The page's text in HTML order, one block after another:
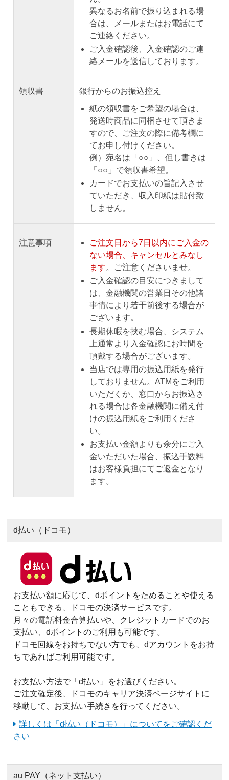
異なるお名前で振り込まれる場
合は、メールまたはお電話にて
ご連絡ください。
ご入金確認後、入金確認のご連
絡メールを送信しております。
領収書
銀行からのお振込控え
紙の領収書をご希望の場合は、
発送時商品に同梱させて頂きま
すので、ご注文の際に備考欄に
てお申し付けください。
例）宛名は「○○」、但し書きは
「○○」で領収書希望。
カードでお支払いの旨記入させ
ていただき、収入印紙は貼付致
しません。
注意事項
ご注文日から7日以内にご入金の
ない場合、キャンセルとみなし
ます。ご注意くださいませ。
ご入金確認の目安につきまして
は、金融機関の営業日その他諸
事情により若干前後する場合が
ございます。
長期休暇を挟む場合、システム
上通常より入金確認にお時間を
頂戴する場合がございます。
当店では専用の振込用紙を発行
しておりません。ATMをご利用
いただくか、窓口からお振込さ
れる場合は各金融機関に備え付
けの振込用紙をご利用くださ
い。
お支払い金額よりも余分にご入
金いただいた場合、振込手数料
はお客様負担にてご返金となり
ます。
d払い（ドコモ）
お支払い額に応じて、dポイントをためることや使える
こともできる、ドコモの決済サービスです。
月々の電話料金合算払いや、クレジットカードでのお
支払い、dポイントのご利用も可能です。
ドコモ回線をお持ちでない方でも、dアカウントをお持
ちであればご利用可能です。
お支払い方法で「d払い」をお選びください。
ご注文確定後、ドコモのキャリア決済ページサイトに
移動して、お支払い手続きを行ってください。
詳しくは「d払い（ドコモ）」についてをご確認くだ
さい
au PAY（ネット支払い）